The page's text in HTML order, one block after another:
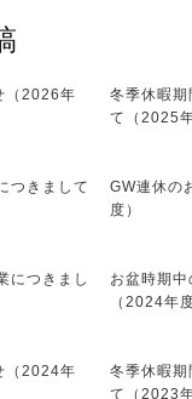
（2026年
冬季休暇期
て（2025年
つきまして
GW連休の
度）
につきまし
お盆時期
（2024年度
（2024年
冬季休暇期
て（2023年